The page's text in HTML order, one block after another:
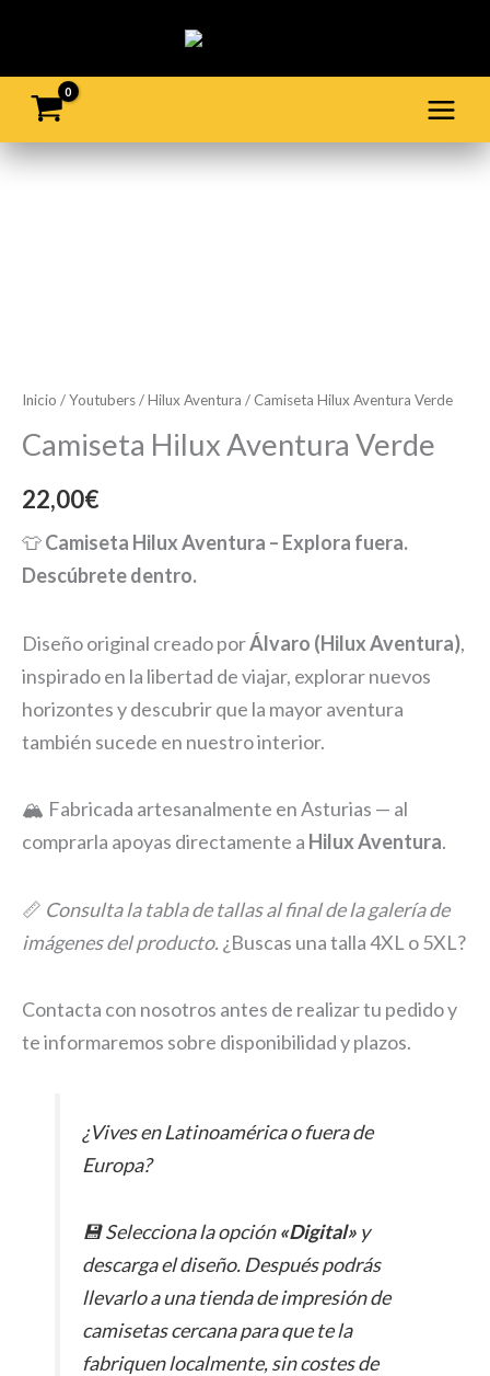
contenido
Inicio /Youtubers/Hilux Aventura / Camiseta Hilux Aventura Verde
Camiseta Hilux Aventura Verde
22,00€
👕Camiseta Hilux Aventura – Explora fuera.
Descúbrete dentro.
Diseño original creado porÁlvaro (Hilux Aventura),
inspirado en la libertad de viajar, explorar nuevos
horizontes y descubrir que la mayor aventura
también sucede en nuestro interior.
🏔️ Fabricada artesanalmente en Asturias — al
comprarla apoyas directamente a Hilux Aventura.
📏 Consulta la tabla de tallas al final de la galería de
imágenes del producto.¿Buscas una talla 4XL o 5XL?
Contacta con nosotros antes de realizar tu pedido y
te informaremos sobre disponibilidad y plazos.
¿Vives en Latinoamérica o fuera de
Europa?
💾 Selecciona la opción«Digital»y
descarga el diseño. Después podrás
llevarlo a una tienda de impresión de
camisetas cercana para que te la
fabriquen localmente, sin costes de